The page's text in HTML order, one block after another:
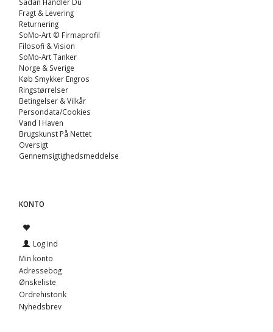
Fragt & Levering
Returnering
SoMo-Art © Firmaprofil
Filosofi & Vision
SoMo-Art Tanker
Norge & Sverige
Køb Smykker Engros
Ringstørrelser
Betingelser & Vilkår
Persondata/Cookies
Vand I Haven
Brugskunst På Nettet
Oversigt
Gennemsigtighedsmeddelse
KONTO
Log ind
Min konto
Adressebog
Ønskeliste
Ordrehistorik
Nyhedsbrev